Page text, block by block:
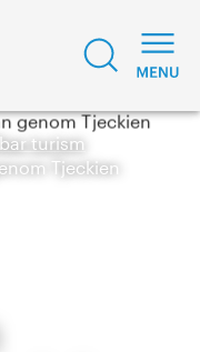
turism
Tjeckien